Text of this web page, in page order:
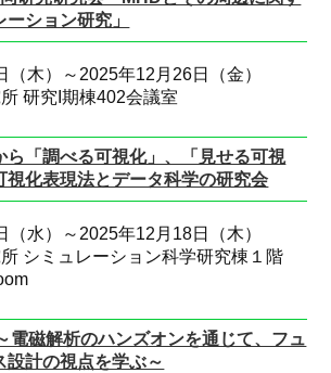
ション研究」
（木）～2025年12月26日（金）
研究I期棟402会議室
ら「調べる可視化」、「見せる可視
化表現法とデータ科学の研究会
（水）～2025年12月18日（木）
シミュレーション科学研究棟１階
電磁解析のハンズオンを通じて、フュ
設計の視点を学ぶ～